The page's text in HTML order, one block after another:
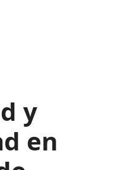
y
en